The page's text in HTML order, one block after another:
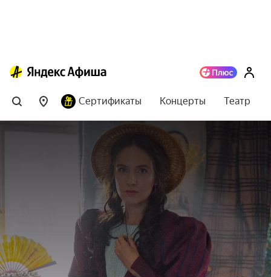
Сертификаты Концерты Театр